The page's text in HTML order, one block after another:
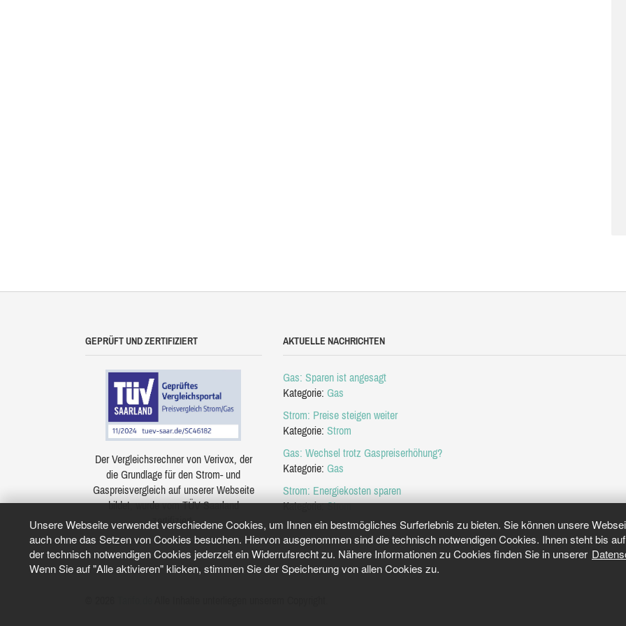
Unsere Webseite verwendet verschiedene Cookies, um Ihnen ein bestmögliches Surferlebnis zu bieten. Sie können unsere
auch ohne das Setzen von Cookies besuchen. Hiervon ausgenommen sind die technisch notwendigen Cookies. Ihnen steht bis
der technisch notwendigen Cookies jederzeit ein Widerrufsrecht zu. Nähere Informationen zu Cookies finden Sie in unserer
Wenn Sie auf "Alle aktivieren" klicken, stimmen Sie der Speicherung von allen Cookies zu.
GEPRÜFT UND ZERTIFIZIERT
Der Vergleichsrechner von Verivox, der
die Grundlage für den Strom- und
Gaspreisvergleich auf unserer Webseite
bildet, wurde vom TÜV Saarland
zertifiziert.
AKTUELLE NACHRICHTEN
Gas: Sparen ist angesagt
Kategorie: Gas
Strom: Preise steigen weiter
Kategorie: Strom
Gas: Wechsel trotz Gaspreiserhöhung?
Kategorie: Gas
Strom: Energiekosten sparen
Kategorie:Strom